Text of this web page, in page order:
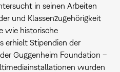
in seinen Arbeiten
und Klassenzugehörigkeit
wie historische
erhielt Stipendien der
Guggenheim Foundation –
wurden